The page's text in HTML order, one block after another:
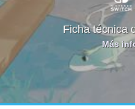
Ficha técnica
Más